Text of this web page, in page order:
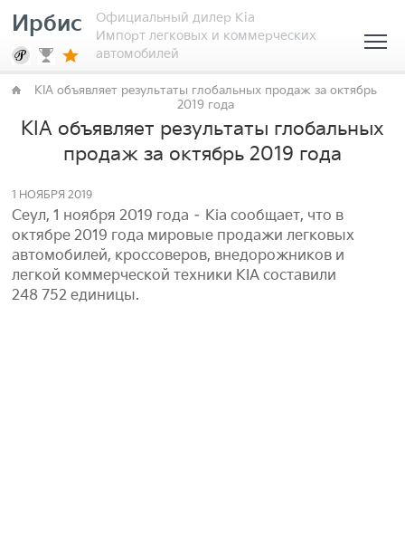
Ирбис
Официальный дилер Kia
Импорт легковых и коммерческих
автомобилей
KIA объявляет результаты глобальных продаж за октябрь
2019 года
KIA объявляет результаты глобальных
продаж за октябрь 2019 года
1 НОЯБРЯ 2019
Сеул, 1 ноября 2019 года – Kia сообщает, что в
октябре 2019 года мировые продажи легковых
автомобилей, кроссоверов, внедорожников и
легкой коммерческой техники KIA составили
248 752 единицы.